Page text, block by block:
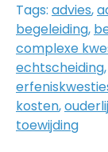
Tags: advies,
begeleiding,
complexe
echtscheiding,
kosten,
toewijding